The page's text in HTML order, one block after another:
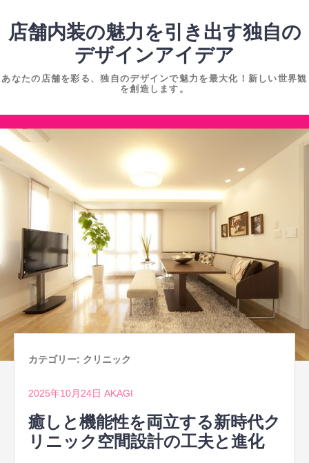
ツ
ッ
プ
店舗内装の魅力を引き出す独自の
デザインアイデア
あなたの店舗を彩る、独自のデザインで魅力を最大化！新しい世界観
を創造します。
コ
ン
ス
カテゴリー: クリニック
2025年10月24日 AKAGI
癒しと機能性を両立する新時代ク
リニック空間設計の工夫と進化